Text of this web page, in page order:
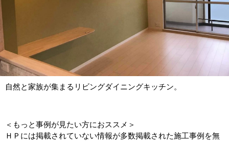
自然と家族が集まるリビングダイニングキッチン。
＜もっと事例が見たい方におススメ＞
ＨＰには掲載されていない情報が多数掲載された施工事例を無